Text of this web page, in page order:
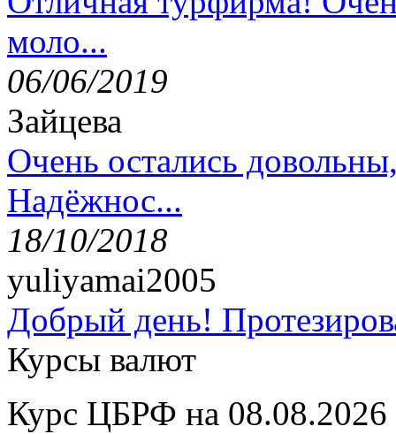
моло...
06/06/2019
Зайцева
Очень остались
Надёжнос...
18/10/2018
yuliyamai2005
Добрый день!
Курсы валют
Курс ЦБРФ на 08.08.2026